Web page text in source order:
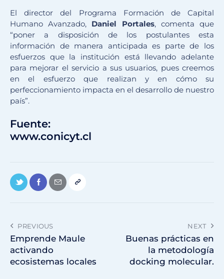
El director del Programa Formación de Capital
Humano Avanzado, Daniel Portales, comenta que
“poner a disposición de los postulantes esta
información de manera anticipada es parte de los
esfuerzos que la institución está llevando adelante
para mejorar el servicio a sus usuarios, pues creemos
en el esfuerzo que realizan y en cómo su
perfeccionamiento impacta en el desarrollo de nuestro
país”.
Fuente:
www.conicyt.cl
PREVIOUS
Emprende Maule
activando
ecosistemas locales
NEXT
Buenas prácticas en
la metodología
docking molecular.